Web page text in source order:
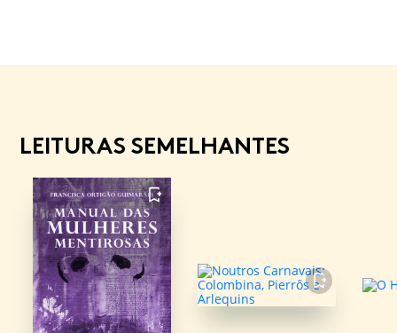
LEITURAS SEMELHANTES
FAVORITO
FAVORITO